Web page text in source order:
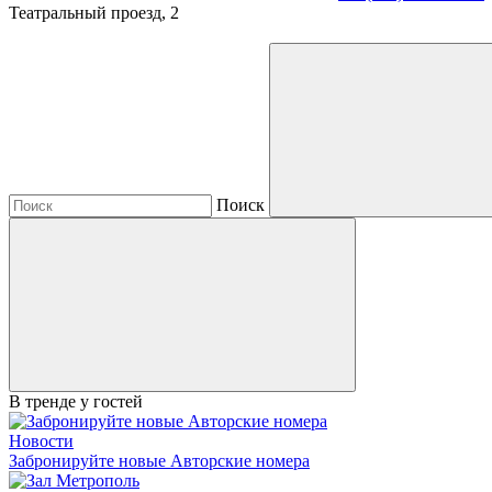
Театральный проезд, 2
Поиск
В тренде у гостей
Новости
Забронируйте новые Авторские номера